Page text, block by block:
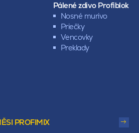
Pálené zdivo Profiblok
Nosné murivo
Priečky
Vencovky
Preklady
PROFIMIX